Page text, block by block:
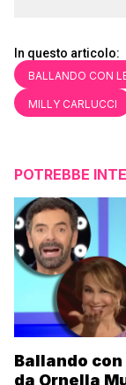
In questo articolo:
BALLANDO CON
MILLY CARLUCCI
POTREBBE
Ballando
da Ornella